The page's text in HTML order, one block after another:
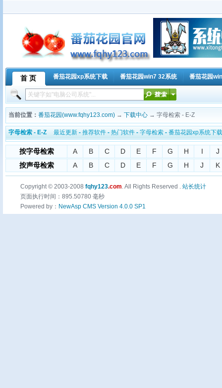
首 页 番茄花园xp系统下载 番茄花园win7 32系统 番茄花园
当前位置： 番茄花园(www.fqhy123.com) → 下载中心 → 字母检索 - E-Z
字母检索 - E-Z 最近更新 - 推荐软件 - 热门软件 - 字母检索 - 番茄花园xp系统下载
按字母检索 A B C D E F G H I
J
按声母检索
A B C D E F G H J K
Copyright © 2003-2008 fqhy123.com. All Rights Reserved . 站长统计
页面执行时间：895.50780 毫秒
Powered by： NewAsp CMS Version 4.0.0 SP1